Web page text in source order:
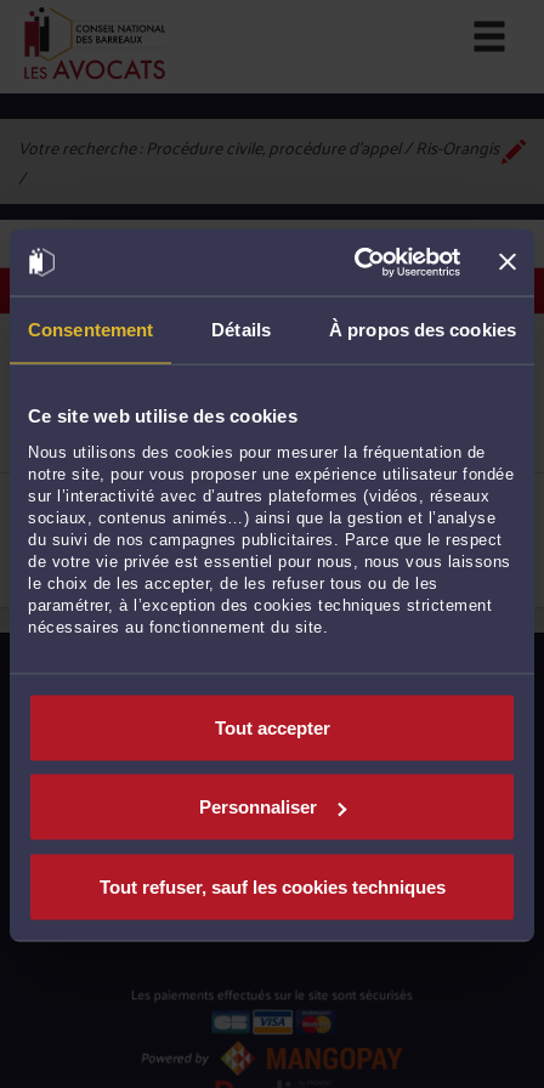
Consentement Détails À propos des cookies
Ce site web utilise des cookies
Nous utilisons des cookies pour mesurer la fréquentation de
notre site, pour vous proposer une expérience utilisateur fondée
sur l’interactivité avec d’autres plateformes (vidéos, réseaux
sociaux, contenus animés…) ainsi que la gestion et l’analyse
du suivi de nos campagnes publicitaires. Parce que le respect
de votre vie privée est essentiel pour nous, nous vous laissons
le choix de les accepter, de les refuser tous ou de les
paramétrer, à l’exception des cookies techniques strictement
nécessaires au fonctionnement du site.
Tout accepter
Personnaliser
Tout refuser, sauf les cookies techniques
Votre recherche :Procédure civile, procédure d'appel / Ris-Orangis
avocats correspondant à vos critères
Voir les avocats sur une carte
1
ME STÉPHANE DA CUNHA
16 Place Jacques Brel 91130 RIS ORANGIS
Droit commercial, des affaires et de la concurrence
Droit immobilier
2
ME JENNIFER POIRRET
16 Place Jacques Brel 91130 RIS-ORANGIS
Accepte les consultations vidéo
Procédure civile
Droit immobilier
MENTIONS LÉGALES
POLITIQUE DE CONFIDENTIALITÉ
POLITIQUE DES COOKIES
CGU AVOCATS
CGUV UTILISATEURS
PLAN DU SITE
SUPPORT